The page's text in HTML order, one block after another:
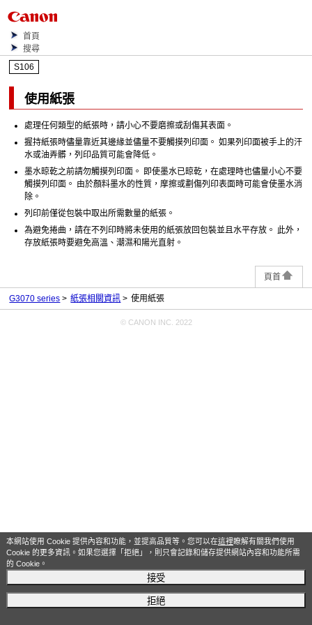
本網站使用 Cookie 提供內容和功能，並提高品質等。您可以在這裡瞭解有關我們使用
Cookie 的更多資訊。如果您選擇「拒絕」，則只會記錄和儲存提供網站內容和功能所需
的 Cookie。
接受
拒絕
首頁
搜尋
S106
使用紙張
處理任何類型的紙張時，請小心不要磨擦或刮傷其表面。
握持紙張時儘量靠近其邊緣並儘量不要觸摸列印面。 如果列印面被手上的汗
水或油弄髒，列印品質可能會降低。
墨水晾乾之前請勿觸摸列印面。 即使墨水已晾乾，在處理時也儘量小心不要
觸摸列印面。 由於顏料墨水的性質，摩擦或劃傷列印表面時可能會使墨水消
除。
列印前僅從包裝中取出所需數量的紙張。
為避免捲曲，請在不列印時將未使用的紙張放回包裝並且水平存放。 此外，
存放紙張時要避免高溫、潮濕和陽光直射。
頁首
G3070 series 紙張相關資訊 使用紙張
© CANON INC. 2022